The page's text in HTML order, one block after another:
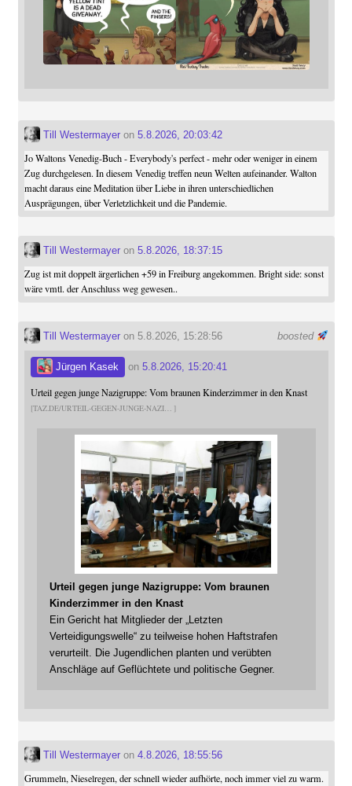
Till Westermayeron 5.8.2026, 20:03:42
Jo Waltons Venedig-Buch - Everybody's perfect - mehr oder weniger in einem
Zug durchgelesen. In diesem Venedig treffen neun Welten aufeinander. Walton
macht daraus eine Meditation über Liebe in ihren unterschiedlichen
Ausprägungen, über Verletzlichkeit und die Pandemie.
Till Westermayeron 5.8.2026, 18:37:15
Zug ist mit doppelt ärgerlichen +59 in Freiburg angekommen. Bright side: sonst
wäre vmtl. der Anschluss weg gewesen..
boosted
Till Westermayeron 5.8.2026, 15:28:56
Jürgen Kasek on 5.8.2026, 15:20:41
Urteil gegen junge Nazigruppe: Vom braunen Kinderzimmer in den Knast
TAZ.DE/URTEIL-GEGEN-JUNGE-NAZI
Urteil gegen junge Nazigruppe: Vom braunen
Kinderzimmer in den Knast
Ein Gericht hat Mitglieder der „Letzten
Verteidigungswelle“ zu teilweise hohen Haftstrafen
verurteilt. Die Jugendlichen planten und verübten
Anschläge auf Geflüchtete und politische Gegner.
Till Westermayeron 4.8.2026, 18:55:56
Grummeln, Nieselregen, der schnell wieder aufhörte, noch immer viel zu warm.